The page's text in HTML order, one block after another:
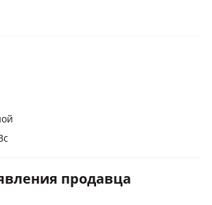
продавца